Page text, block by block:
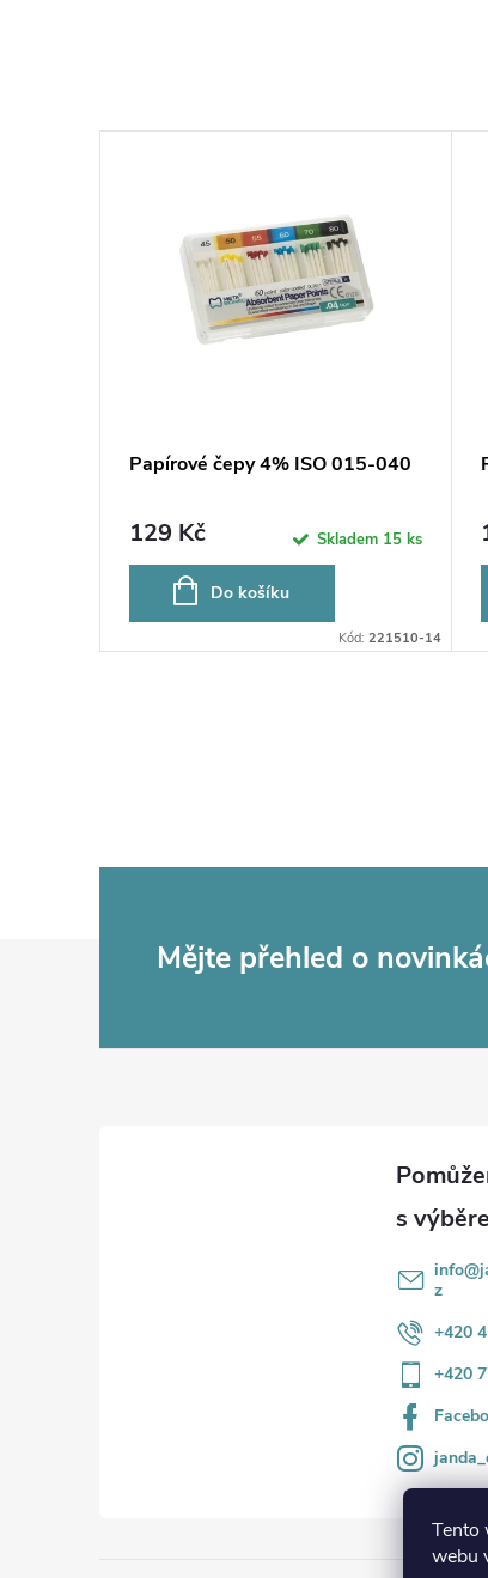
Tento
webu
Papírové čepy 4% ISO 015-040
129 Kč Skladem 15 ks
Do košíku
Kód: 221510-14
Mějte přehled o
info@
z
+420
+420